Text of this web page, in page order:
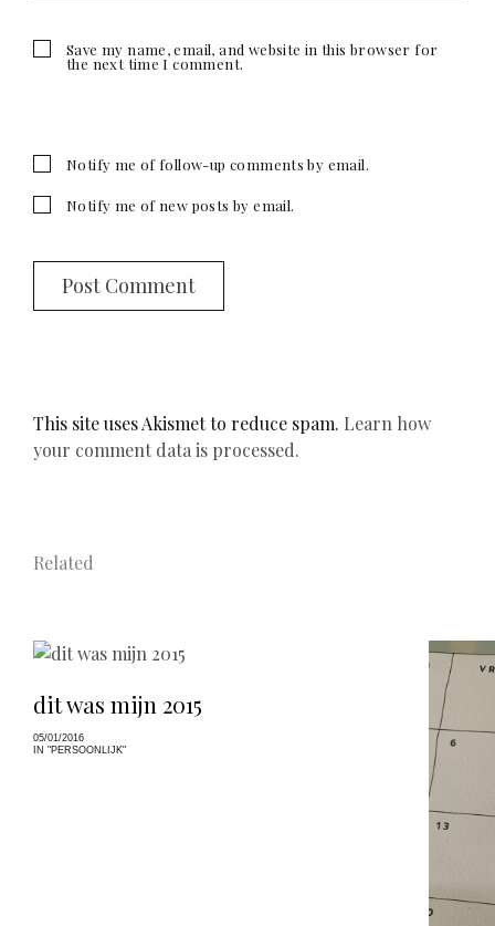
Save my name, email, and website in this browser for
the next time I comment.
Notify me of follow-up comments by email.
Notify me of new posts by email.
This site uses Akismet to reduce spam. Learn how
your comment data is processed.
Related
dit was mijn 2015
05/01/2016
IN "PERSOONLIJK"